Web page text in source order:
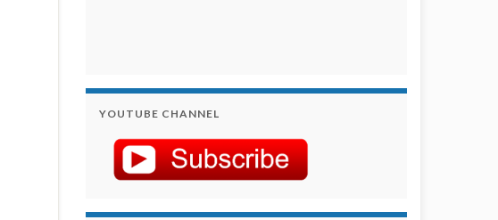
YOUTUBE CHANNEL